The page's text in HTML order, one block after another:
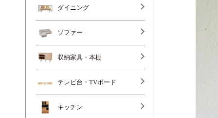
ダイニング
ソファー
収納家具・本棚
テレビ台・TVボード
キッチン